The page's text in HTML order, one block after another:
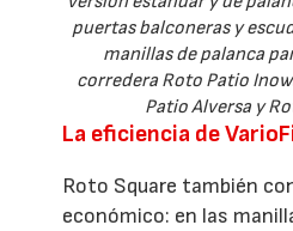
puertas balconeras y
manillas de palanca
corredera Roto Patio
Patio Alversa y
La eficiencia de
Roto Square también
económico: en las